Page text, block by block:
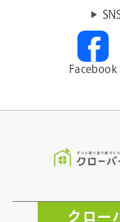
Facebook
クロー